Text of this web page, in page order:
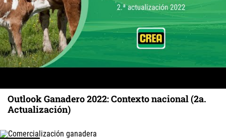
Outlook Ganadero 2022: Contexto nacional (2a.
Actualización)